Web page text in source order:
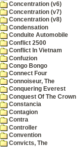
Concentration (v6)
Concentration (v7)
Concentration (v8)
Condensation
Conduite Automobile
Conflict 2500
Conflict In Vietnam
Confuzion
Congo Bongo
Connect Four
Connoiseur, The
Conquering Everest
Conquest Of The Crown
Constancia
Contagion
Contra
Controller
Convention
Convicts, The